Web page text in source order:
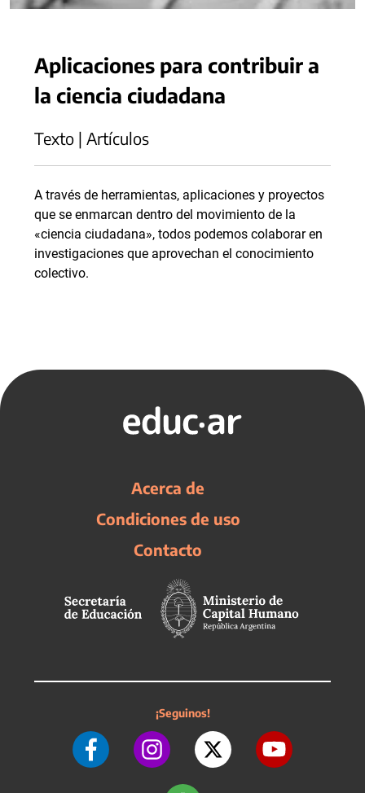
Aplicaciones para contribuir a
la ciencia ciudadana
Texto | Artículos
A través de herramientas, aplicaciones y proyectos
que se enmarcan dentro del movimiento de la
«ciencia ciudadana», todos podemos colaborar en
investigaciones que aprovechan el conocimiento
colectivo.
Acerca de
Condiciones de uso
Contacto
¡Seguinos!